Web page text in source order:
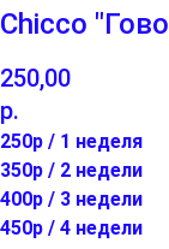
Chicco
250,00
р.
250р / 1 неделя
350р / 2 недели
400р / 3 недели
450р / 4 недели